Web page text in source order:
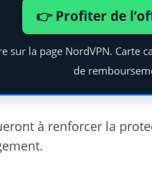
👉 Profiter de
sur la page NordVPN. Carte
de
à renforcer la